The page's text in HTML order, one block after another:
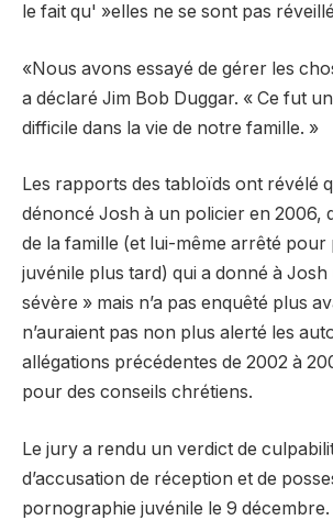
le fait qu' »elles ne se sont pas
«Nous avons essayé de gérer les
a déclaré Jim Bob Duggar. « Ce fut
difficile dans la vie de notre famille. »
Les rapports des tabloïds ont révélé
dénoncé Josh à un policier en 2006,
de la famille (et lui-même arrêté
juvénile plus tard) qui a donné à
sévère » mais n’a pas enquêté plus
n’auraient pas non plus alerté les
allégations précédentes de 2002 à
pour des conseils chrétiens.
Le jury a rendu un verdict de
d’accusation de réception et de
pornographie juvénile le 9 décembre.